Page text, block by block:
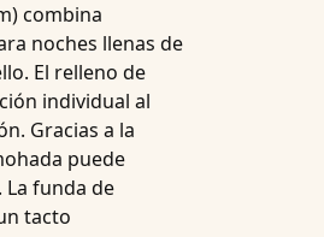
combina
noches llenas de
El relleno de
individual al
Gracias a la
puede
La funda de
tacto